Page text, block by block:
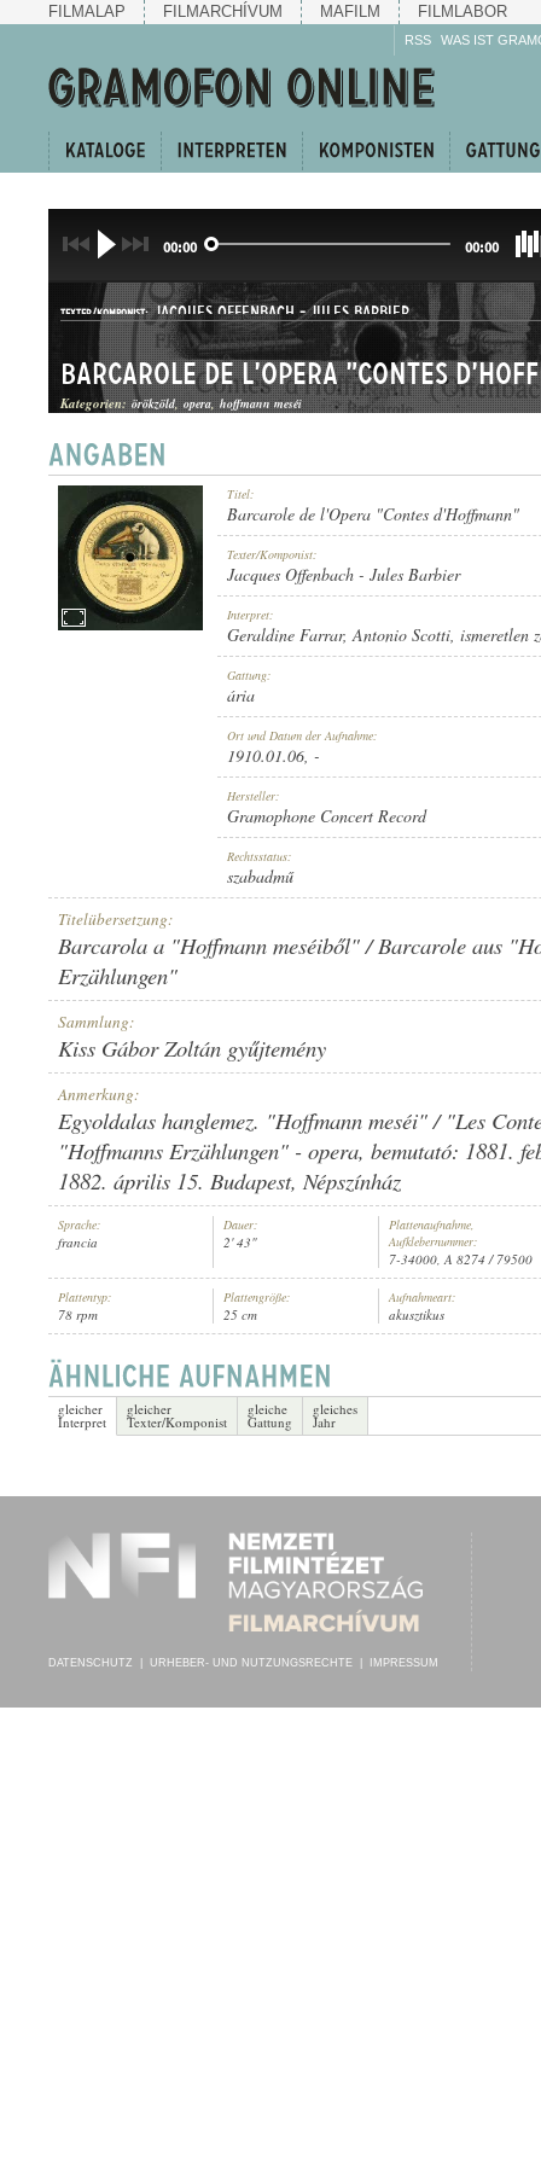
FILMALAP FILMARCHÍVUM MAFILM FILMLABOR
RSS WAS IST
00:00 00:00
INTERPRET: GERALDINE FARRAR ISMERETLEN ZENEKAR
TEXTER/KOMPONIST: JACQUES OFFENBACH -JULES BARBIER
ÁRIA
GRAMOPHONE CONCERT RECORD
7-34000
Barcarole de l'Opera "Contes
Kategorien: örökzöld opera hoffmann meséi
Titel:
Barcarole de l'Opera "Contes d'Hoffmann"
Texter/Komponist:
Jacques Offenbach - Jules Barbier
Interpret:
Geraldine Farrar,Antonio Scotti, ismeretlen
Gattung:
ária
Ort und Datum der Aufnahme:
1910.01.06, -
Hersteller:
Gramophone Concert Record
Rechtsstatus:
szabadmű
Titelübersetzung:
Barcarola a "Hoffmann meséiből" / Barcarole aus
Erzählungen"
Sammlung:
Kiss Gábor Zoltán gyűjtemény
Anmerkung:
Egyoldalas hanglemez. "Hoffmann meséi" / "Les
"Hoffmanns Erzählungen" - opera, bemutató: 1881.
1882. április 15. Budapest, Népszínház
Sprache:
francia
Dauer:
2' 43"
Plattenaufnahme,
Aufklebernummer:
7-34000, A 8274 / 79500
Plattentyp:
78 rpm
Plattengröße:
25 cm
Aufnahmeart:
akusztikus
gleicher
Interpret
gleicher
Texter/Komponist
gleiche
Gattung
gleiches
Jahr
DATENSCHUTZ URHEBER- UND NUTZUNGSRECHTE IMPRESSUM